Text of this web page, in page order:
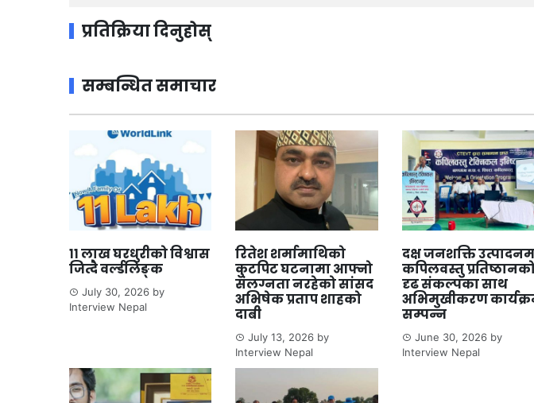
प्रतिक्रिया दिनुहोस्
सम्बन्धित समाचार
११ लाख घरधुरीको विश्वास
जित्दै वर्ल्डलिङ्क
July 30, 2026 by
Interview Nepal
रितेश शर्मामाथिको
कुटपिट घटनामा आफ्नो
संलग्नता नरहेको सांसद
अभिषेक प्रताप शाहको
दाबी
July 13, 2026 by
Interview Nepal
दक्ष जनशक्ति
कपिलवस्तु
दृढ संकल्पका साथ
अभिमुखीकरण
सम्पन्न
June 30, 2026by
Interview Nepal